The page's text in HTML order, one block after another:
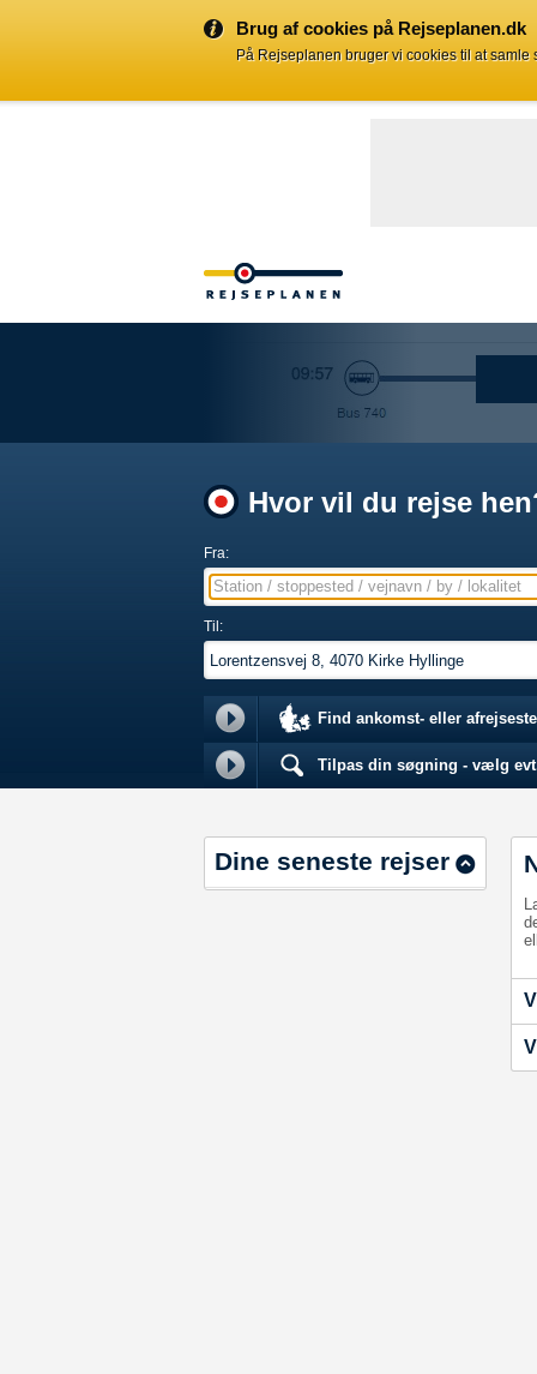
Brug af cookies på Rejseplanen.dk
På Rejseplanen bruger vi cookies til at
Hvor vil du rejse
Fra:
Station / stoppested / vejnavn / by / lokalitet
Til:
Find ankomst- eller
Tilpas din søgning - vælg
Dine seneste rejser